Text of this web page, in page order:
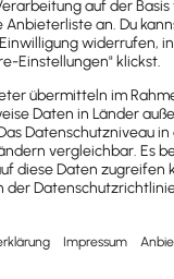
als
auf dieses